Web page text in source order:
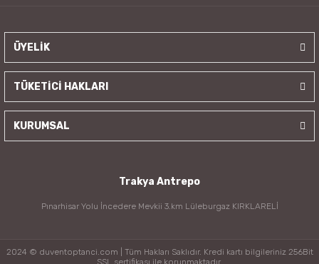
ÜYELİK
TÜKETİCİ HAKLARI
KURUMSAL
Trakya Antrepo
Pınarhisar Yolu İncedere Mevkii 3.km Lüleburgaz KIRKLARELİ
2024 © duventoptanci.com | Tüm Hakları Saklıdır. Kredi kartı bilgileriniz 256Bit
SSL sertifikası ile korunmaktadır.